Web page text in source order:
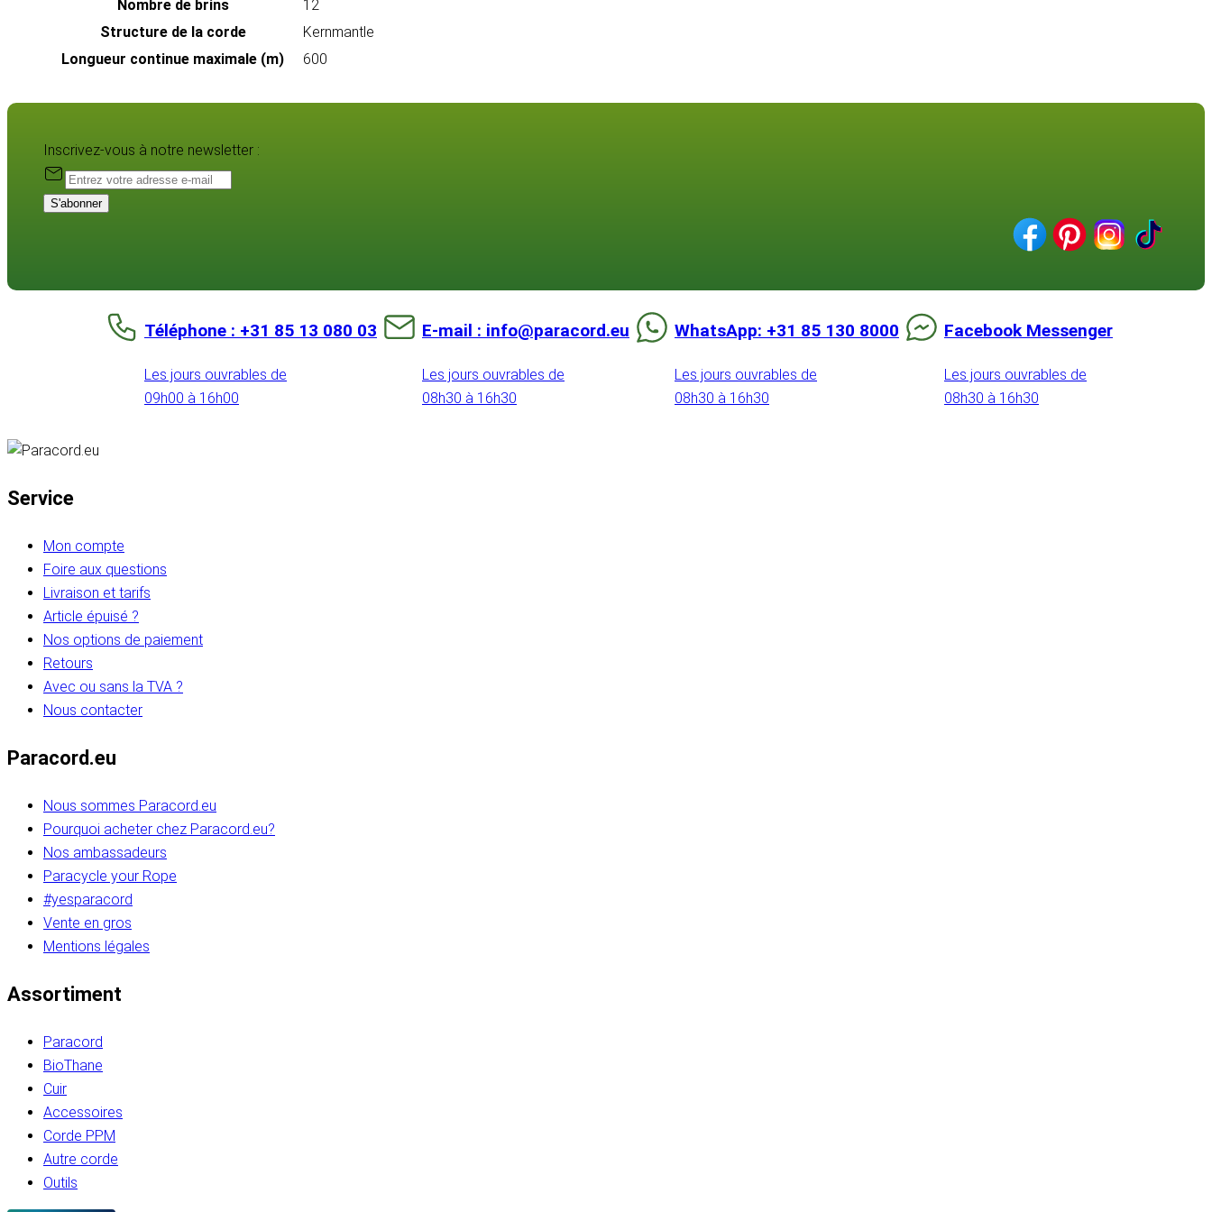
Nombre de brins
12
Structure de la corde
Kernmantle
Longueur continue maximale (m)
600
Inscrivez-vous à notre newsletter :
S'abonner
Téléphone : +31 85 13 080 03
Les jours ouvrables de
09h00 à 16h00
E-mail : info@paracord.eu
Les jours ouvrables de
08h30 à 16h30
WhatsApp: +31 85 130 8000
Les jours ouvrables de
08h30 à 16h30
Facebook Messenger
Les jours ouvrables de
08h30 à 16h30
Service
Mon compte
Foire aux questions
Livraison et tarifs
Article épuisé ?
Nos options de paiement
Retours
Avec ou sans la TVA ?
Nous contacter
Paracord.eu
Nous sommes Paracord.eu
Pourquoi acheter chez Paracord.eu?
Nos ambassadeurs
Paracycle your Rope
#yesparacord
Vente en gros
Mentions légales
Assortiment
Paracord
BioThane
Cuir
Accessoires
Corde PPM
Autre corde
Outils